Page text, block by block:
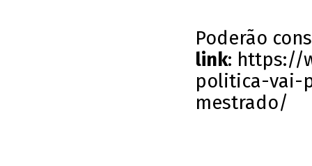
Poderão
link: https://
politica-vai-
mestrado/